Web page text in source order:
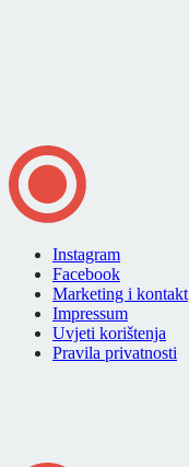
Instagram
Facebook
Marketing i kontakt
Impressum
Uvjeti korištenja
Pravila privatnosti